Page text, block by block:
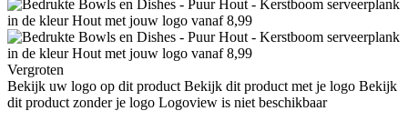
Vergroten
Bekijk uw logo op dit product Bekijk dit product met je logo Bekijk
dit product zonder je logo Logoview is niet beschikbaar